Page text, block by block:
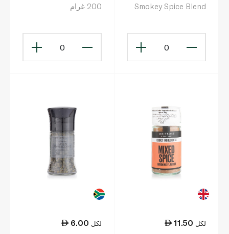
Smokey Spice Blend
0
200 غرام
0
11.50 لكل
6.00 لكل